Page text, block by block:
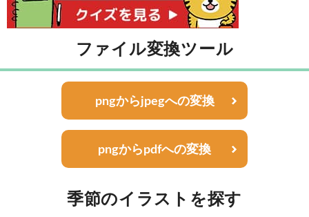
ファイル変換ツール
pngからjpegへの変換
pngからpdfへの変換
季節のイラストを探す